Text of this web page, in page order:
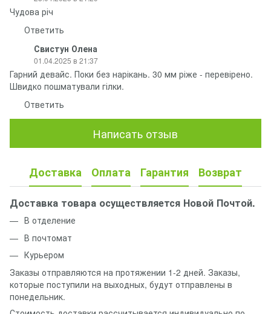
Чудова річ
Ответить
Свистун Олена
01.04.2025 в 21:37
Гарний девайс. Поки без нарікань. 30 мм ріже - перевірено.
Швидко пошматували гілки.
Ответить
Написать отзыв
Доставка Оплата Гарантия Возврат
Доставка товара осуществляется Новой Почтой.
В отделение
В почтомат
Курьером
Заказы отправляются на протяжении 1-2 дней. Заказы,
которые поступили на выходных, будут отправлены в
понедельник.